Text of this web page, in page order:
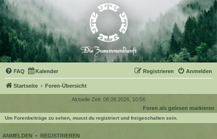
FAQ Kalender Anmelden
Registrieren
Startseite Foren-Übersicht
Aktuelle Zeit: 08.08.2026, 10:56
Foren als gelesen markieren
Um Forenbeiträge zu sehen, musst du registriert und freigeschalten sein.
ANMELDEN • REGISTRIEREN